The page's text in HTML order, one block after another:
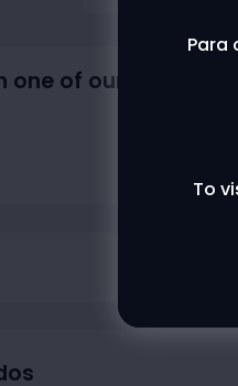
of our physical
Para
To